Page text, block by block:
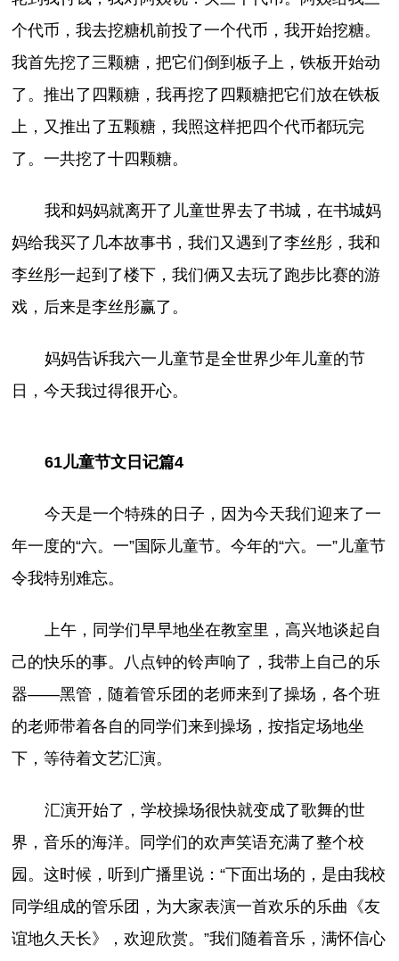
个代币，我去挖糖机前投了一个代币，我开始挖糖。
我首先挖了三颗糖，把它们倒到板子上，铁板开始动
了。推出了四颗糖，我再挖了四颗糖把它们放在铁板
上，又推出了五颗糖，我照这样把四个代币都玩完
了。一共挖了十四颗糖。
我和妈妈就离开了儿童世界去了书城，在书城妈
妈给我买了几本故事书，我们又遇到了李丝彤，我和
李丝彤一起到了楼下，我们俩又去玩了跑步比赛的游
戏，后来是李丝彤赢了。
妈妈告诉我六一儿童节是全世界少年儿童的节
日，今天我过得很开心。
61儿童节文日记篇4
今天是一个特殊的日子，因为今天我们迎来了一
年一度的“六。一”国际儿童节。今年的“六。一”儿童节
令我特别难忘。
上午，同学们早早地坐在教室里，高兴地谈起自
己的快乐的事。八点钟的铃声响了，我带上自己的乐
器——黑管，随着管乐团的老师来到了操场，各个班
的老师带着各自的同学们来到操场，按指定场地坐
下，等待着文艺汇演。
汇演开始了，学校操场很快就变成了歌舞的世
界，音乐的海洋。同学们的欢声笑语充满了整个校
园。这时候，听到广播里说：“下面出场的，是由我校
同学组成的管乐团，为大家表演一首欢乐的乐曲《友
谊地久天长》，欢迎欣赏。”我们随着音乐，满怀信心